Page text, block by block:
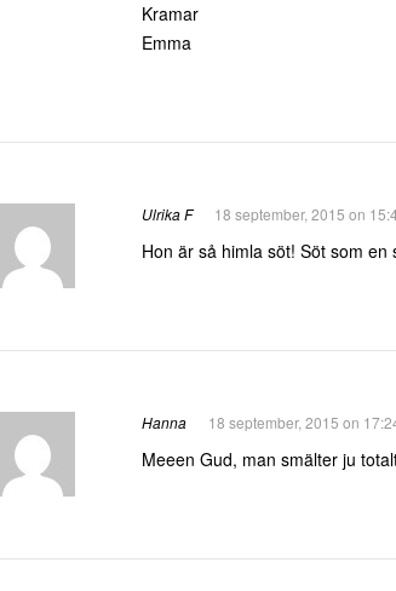
Kramar
Emma
Ulrika F 18 september, 2015 on
Hon är så himla söt! Söt som
Hanna 18 september, 2015 on
Meeen Gud, man smälter ju